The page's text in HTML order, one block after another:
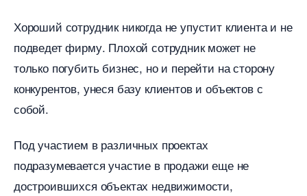
Хороший сотрудник никогда не упустит клиента и не
подведет фирму. Плохой сотрудник может не
только погубить бизнес, но и перейти на сторону
конкурентов, унеся базу клиентов и объектов с
собой.
Под участием в различных проектах
подразумевается участие в продажи еще не
достроившихся объектах недвижимости,